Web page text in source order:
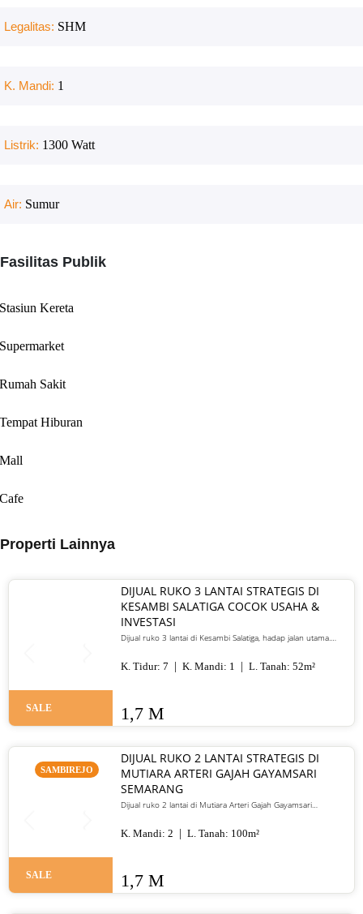
Legalitas: SHM
K. Mandi: 1
Listrik: 1300 Watt
Air: Sumur
Fasilitas Publik
Stasiun Kereta
Supermarket
Rumah Sakit
Tempat Hiburan
Mall
Cafe
Properti Lainnya
SALE
DIJUAL RUKO 3 LANTAI STRATEGIS DI
KESAMBI SALATIGA COCOK USAHA &
INVESTASI
Dijual ruko 3 lantai di Kesambi Salatiga, hadap jalan utama.
nego.
K. Tidur: 7 K. Mandi: 1 L. Tanah: 52m²
1,7 M
SAMBIREJO
SALE
DIJUAL RUKO 2 LANTAI STRATEGIS DI
MUTIARA ARTERI GAJAH GAYAMSARI
SEMARANG
Dijual ruko 2 lantai di Mutiara Arteri Gajah Gayamsari
1,7 M
K. Mandi: 2 L. Tanah: 100m²
1,7 M